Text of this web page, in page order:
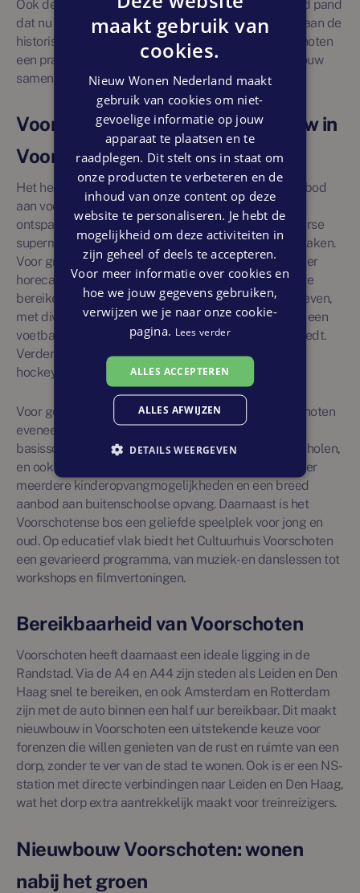
Ook de Dorpskerk en het Baljuwhuis, een eeuwenoud pand
dat nu dienst doet als cultureel centrum, dragen bij aan de
historische charme van het dorp. Hierdoor is Voorschoten
een prachtige locatie waar geschiedenis en nieuwbouw
samenkomen.
Voorzieningen nabij de nieuwbouw in
Voorschoten
Het hedendaagse Voorschoten biedt een breed aanbod
aan voorzieningen voor dagelijkse boodschappen en
ontspanning. In het centrum van het dorp vind je diverse
supermarkten, bakkers, slagers en andere speciaalzaken.
Voor grotere winkelgelegenheden en een uitgebreider
horeca-aanbod zijn Leiden en Den Haag eenvoudig te
bereiken. Het dorp heeft ook een actief verenigingsleven,
met diverse sportclubs, waaronder Voorschoten '97, een
voetbalclub die verschillende sportfaciliteiten aanbiedt.
Verder beschikt Voorschoten over tennisbanen,
hockeyvelden en een zwembad.
Voor gezinnen met kinderen is nieuwbouw in Voorschoten
eveneens aantrekkelijk. Het dorp heeft diverse
basisscholen, waaronder openbare en christelijke scholen,
en ook een middelbare school. Voor de kleintjes zijn er
meerdere kinderopvangmogelijkheden en een breed
aanbod aan buitenschoolse opvang. Daarnaast is het
Voorschotense bos een geliefde speelplek voor jong en
oud. Op educatief vlak biedt het Cultuurhuis Voorschoten
een gevarieerd programma, van muziek- en danslessen tot
workshops en filmvertoningen.
Bereikbaarheid van Voorschoten
Voorschoten heeft daarnaast een ideale ligging in de
Randstad. Via de A4 en A44 zijn steden als Leiden en Den
Haag snel te bereiken, en ook Amsterdam en Rotterdam
zijn met de auto binnen een half uur bereikbaar. Dit maakt
nieuwbouw in Voorschoten een uitstekende keuze voor
forenzen die willen genieten van de rust en ruimte van een
dorp, zonder te ver van de stad te wonen. Ook is er een NS-
station met directe verbindingen naar Leiden en Den Haag,
wat het dorp extra aantrekkelijk maakt voor treinreizigers.
Nieuwbouw Voorschoten: wonen
nabij het groen
maakt gebruik van
cookies.
Nieuw Wonen Nederland maakt
gebruik van cookies om niet-
gevoelige informatie op jouw
apparaat te plaatsen en te
raadplegen. Dit stelt ons in staat om
onze producten te verbeteren en de
inhoud van onze content op deze
website te personaliseren. Je hebt de
mogelijkheid om deze activiteiten in
zijn geheel of deels te accepteren.
Voor meer informatie over cookies en
hoe we jouw gegevens gebruiken,
verwijzen we je naar onze cookie-
pagina. Lees verder
ALLES ACCEPTEREN
ALLES AFWIJZEN
DETAILS WEERGEVEN